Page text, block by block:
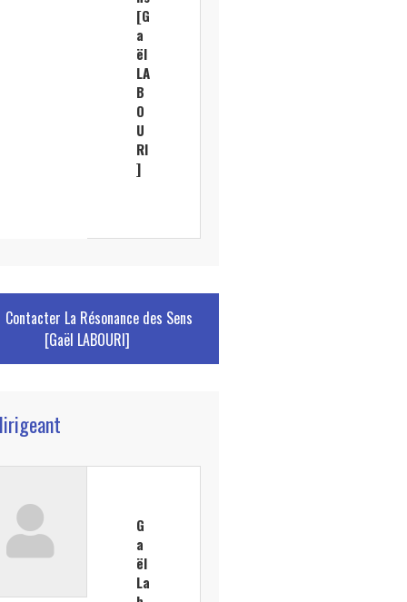
[G
a
ël
LA
B
O
U
RI
]
Contacter La Résonance des Sens
[Gaël LABOURI]
G
a
ël
La